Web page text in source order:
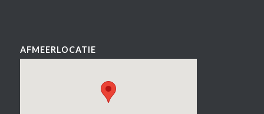
AFMEERLOCATIE